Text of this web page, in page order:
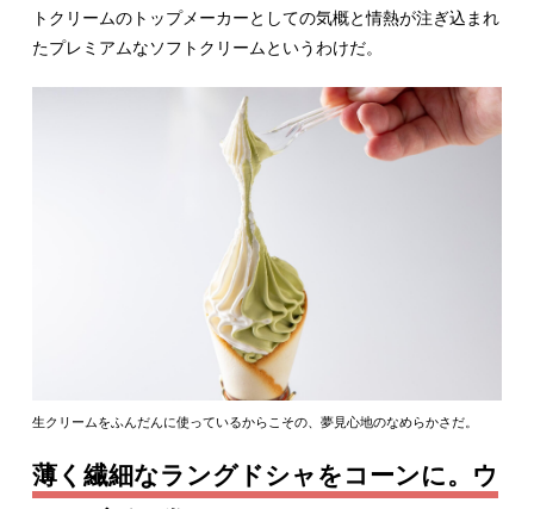
トクリームのトップメーカーとしての気概と情熱が注ぎ込まれ
たプレミアムなソフトクリームというわけだ。
生クリームをふんだんに使っているからこその、夢見心地のなめらかさだ。
薄く繊細なラングドシャをコーンに。ウ